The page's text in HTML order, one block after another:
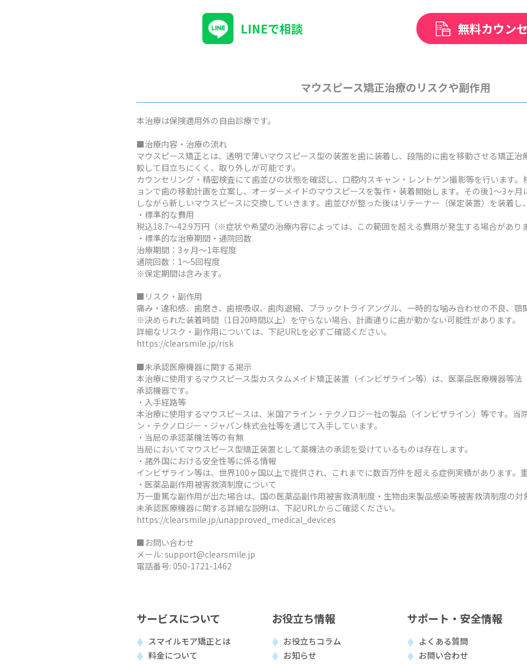
LINEで相談 無料カウン
マウスピース矯正治療のリスクや副作用
本治療は保険適用外の自由診療です。
■治療内容・治療の流れ
マウスピース矯正とは、透明で薄いマウスピース型の装置を歯に装着し、段階的に歯を移動させる矯正
較して目立ちにくく、取り外しが可能です。
カウンセリング・精密検査にて歯並びの状態を確認し、口腔内スキャン・レントゲン撮影等を行います
ョンで歯の移動計画を立案し、オーダーメイドのマウスピースを製作・装着開始します。その後1～3ヶ
しながら新しいマウスピースに交換していきます。歯並びが整った後はリテーナー（保定装置）を装着し
・標準的な費用
税込18.7～42.9万円（※症状や希望の治療内容によっては、この範囲を超える費用が発生する場合がありま
・標準的な治療期間・通院回数
治療期間：3ヶ月～1年程度
通院回数：1～5回程度
※保定期間は含みます。
■リスク・副作用
痛み・違和感、歯磨き、歯根吸収、歯肉退縮、ブラックトライアングル、一時的な噛み合わせの不良、顎
※決められた装着時間（1日20時間以上）を守らない場合、計画通りに歯が動かない可能性があります。
詳細なリスク・副作用については、下記URLを必ずご確認ください。
https://clearsmile.jp/risk
■未承認医療機器に関する掲示
本治療に使用するマウスピース型カスタムメイド矯正装置（インビザライン等）は、医薬品医療機器等
承認機器です。
・入手経路等
本治療に使用するマウスピースは、米国アライン・テクノロジー社の製品（インビザライン）等です。当
ン・テクノロジー・ジャパン株式会社等を通じて入手しています。
・当局の承認薬機法等の有無
当局においてマウスピース型矯正装置として薬機法の承認を受けているものは存在します。
・諸外国における安全性等に係る情報
インビザライン等は、世界100ヶ国以上で提供され、これまでに数百万件を超える症例実績があります。
・医薬品副作用被害救済制度について
万一重篤な副作用が出た場合は、国の医薬品副作用被害救済制度・生物由来製品感染等被害救済制度の対
未承認医療機器に関する詳細な説明は、下記URLからご確認ください。
https://clearsmile.jp/unapproved_medical_devices
■お問い合わせ
メール: support@clearsmile.jp
電話番号: 050-1721-1462
サービスについて
スマイルモア矯正とは
料金について
お役立ち情報
お役立ちコラム
お知らせ
サポート・安全情報
よくある質問
お問い合わせ